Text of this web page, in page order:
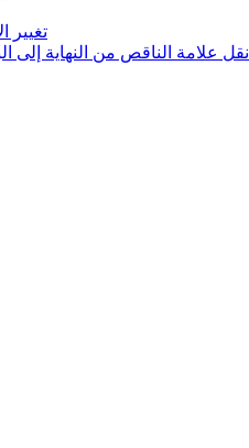
تغيير
نقل علامة الناقص من النهاية إلى